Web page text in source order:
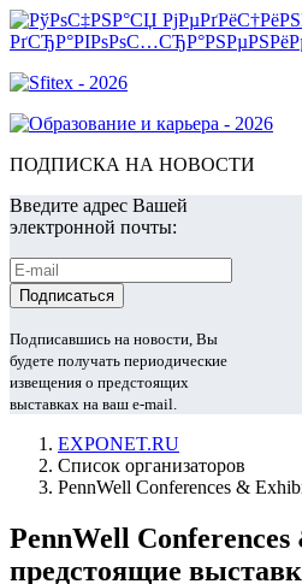
ПОДПИСКА НА НОВОСТИ
Введите адрес Вашей
электронной почты:
Подписавшись на новости, Вы
будете получать периодические
извещения о предстоящих
выставках на ваш e-mail.
EXPONET.RU
Список организаторов
PennWell Conferences &
PennWell
предстоящие